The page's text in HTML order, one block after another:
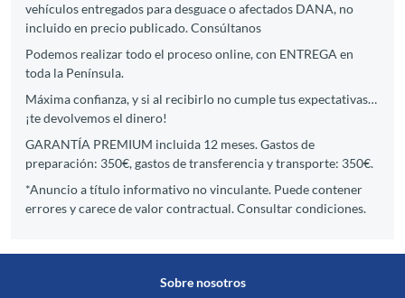
vehículos entregados para desguace o afectados DANA, no
incluido en precio publicado.​ Consúltanos
Podemos realizar todo el proceso online, con ENTREGA en
toda la Península.
Máxima confianza, y si al recibirlo no cumple tus expectativas…
¡te devolvemos el dinero! ​
​GARANTÍA PREMIUM incluida 12 meses. Gastos de
preparación: 350€, gastos de transferencia y transporte: 350€.
​*Anuncio a título informativo no vinculante. Puede contener
errores y carece de valor contractual. Consultar condiciones.
Sobre nosotros